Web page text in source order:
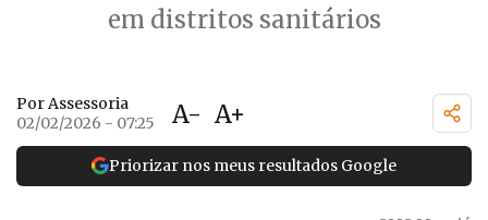
em distritos sanitários
Por Assessoria
02/02/2026 - 07:25
A- A+
Priorizar nos meus resultados Google